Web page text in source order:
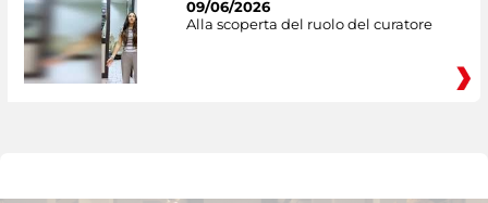
09/06/2026
Alla scoperta del ruolo del curatore